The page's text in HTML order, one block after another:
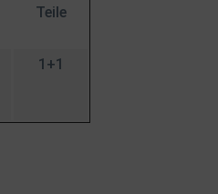
Teile
1+1